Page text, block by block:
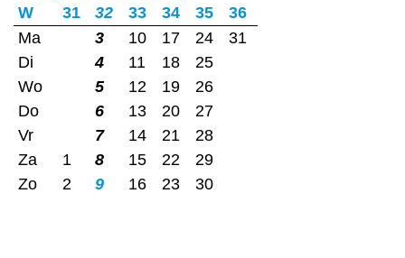
W 31 32 33 34 35
36
Ma
3 10 17 24
31
Di
4 11 18
25
Wo
5 12 19
26
Do
6 13 20
27
Vr
7 14 21
28
Za
1 8 15 22
29
Zo
2 9 16 23 30